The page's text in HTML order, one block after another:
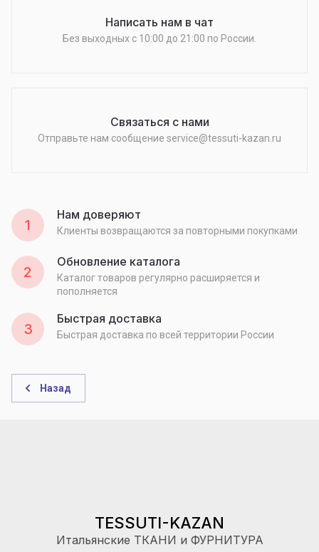
Написать нам в чат
Без выходных c 10:00 до 21:00 по России.
Связаться с нами
Отправьте нам сообщение service@tessuti-kazan.ru
1
Нам доверяют
Клиенты возвращаются за повторными покупками
2
Обновление каталога
Каталог товаров регулярно расширяется и
пополняется
3
Быстрая доставка
Быстрая доставка по всей территории России
Назад
TESSUTI-KAZAN
Итальянские ТКАНИ и ФУРНИТУРА